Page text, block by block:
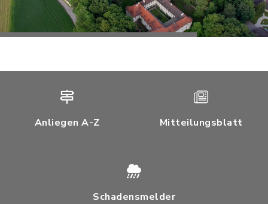
Anliegen A-Z Mitteilungsblatt
Schadensmelder